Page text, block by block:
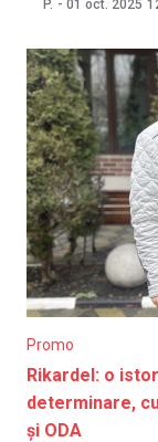
această inițiativă
P. - 01 oct. 2025
Promo
Rikardel: o
determinare,
și ODA